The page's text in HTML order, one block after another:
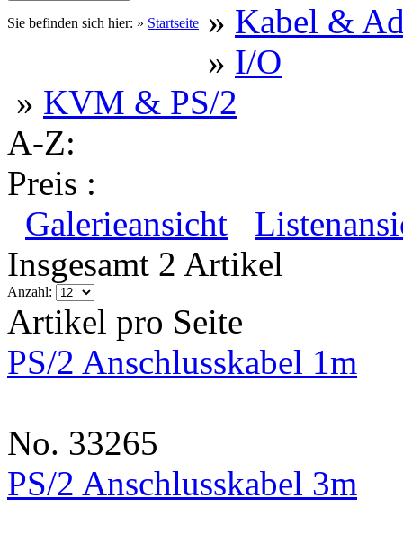
Sie befinden sich hier: » Startseite » Kabel &
» I/O
» KVM & PS/2
A-Z:
Preis :
Galerieansicht
Insgesamt 2 Artikel
Anzahl:
Artikel pro Seite
PS/2 Anschlusskabel 1m
No. 33265
PS/2 Anschlusskabel 3m